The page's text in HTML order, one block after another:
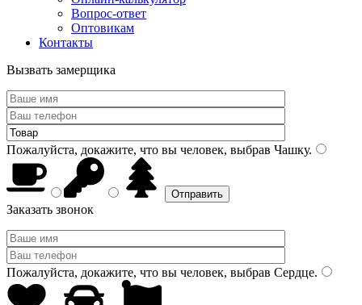
Вопрос-ответ
Оптовикам
Контакты
Вызвать замерщика
Пожалуйста, докажите, что вы человек, выбрав Чашку.
Заказать звонок
Пожалуйста, докажите, что вы человек, выбрав Сердце.